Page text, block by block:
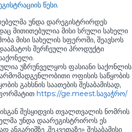
წესი.
უნდა დარეგისტრირდეს
მითითებულია მისი სრული სახელი
მისი სახელის სფეროში, შეავსოს
შერჩეული პროდუქტი
უზრუნველყოს ფასიანი საქონლის
ოფისის საწყობის
გახსნის საათების შესაბამისად,
https://ge.meest.სავაჭრო/
შესყიდვის თვალთვალის ნომრის
უნდა დაარეგისტრიროს ეს
,შეკვეთაზე» შესაბამისი